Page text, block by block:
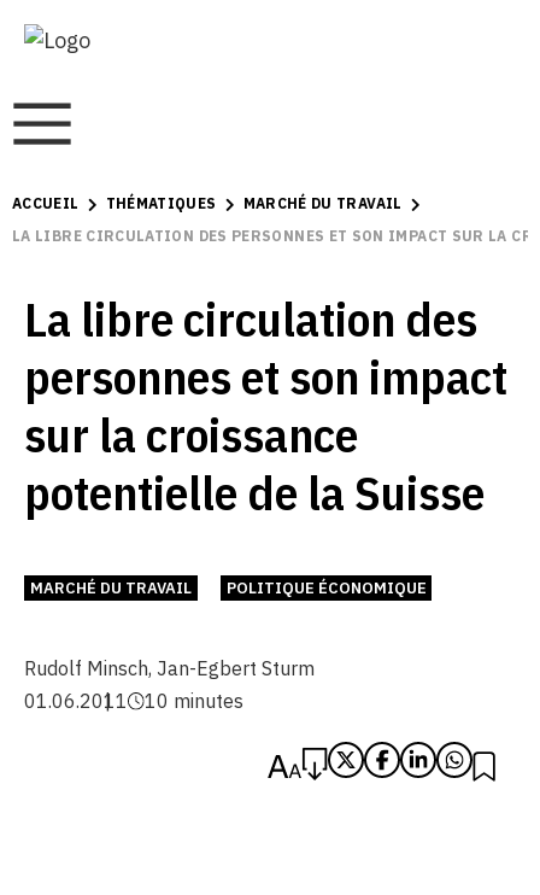
ACCUEIL THÉMATIQUES
MARCHÉ DU TRAVAIL
LA LIBRE CIRCULATION DES PERSONNES ET SON IMPACT SUR LA
La libre circulation des
personnes et son impact
sur la croissance
potentielle de la Suisse
MARCHÉ DU TRAVAIL POLITIQUE ÉCONOMIQUE
Rudolf Minsch, Jan-Egbert Sturm
01.06.2011
10 minutes